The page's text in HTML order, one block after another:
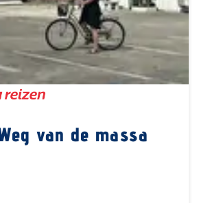
van de massa